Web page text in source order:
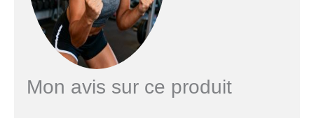
soutenant la nuque favorisent une pratique
détendue et concentrée INSTALLATION RAPIDE
ET GAIN DE PLACE : Cette machine reformer
pilates pliable avec roues de transport intégrées
se range facilement sous un lit ou dans un coin.
Idéale pour créer un espace de pilates
personnel dans votre salon ou votre chambre
Mon avis sur ce produit